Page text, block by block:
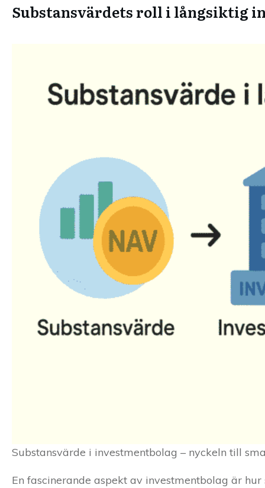
Substansvärdets roll i långsiktig
Substansvärde i investmentbolag – nyckeln till
En fascinerande aspekt av investmentbolag är